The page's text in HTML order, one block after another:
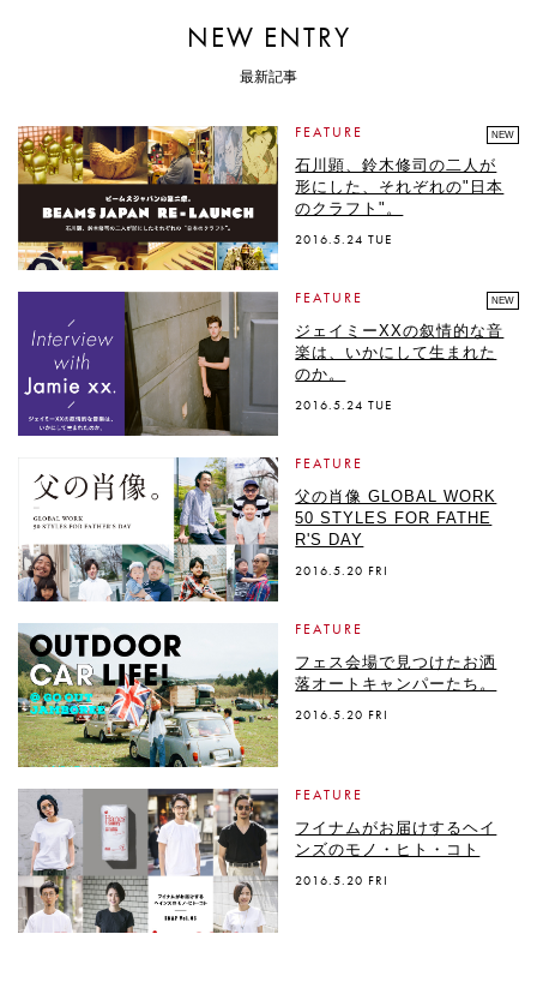
NEW ENTRY
最新記事
FEATURE NEW
石川顕、鈴木修司の二人が
形にした、それぞれの"日本
のクラフト"。
2016.5.24 TUE
FEATURE NEW
ジェイミーXXの叙情的な音
楽は、いかにして生まれた
のか。
2016.5.24 TUE
FEATURE
父の肖像 GLOBAL WORK
50 STYLES FOR FATHE
R'S DAY
2016.5.20 FRI
FEATURE
フェス会場で見つけたお洒
落オートキャンパーたち。
2016.5.20 FRI
FEATURE
フイナムがお届けするヘイ
ンズのモノ・ヒト・コト
2016.5.20 FRI